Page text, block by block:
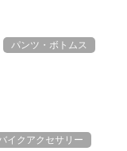
パンツ・ボトムス
イクアクセサリー